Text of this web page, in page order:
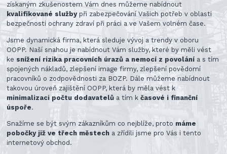
získaným zkušenostem Vám dnes můžeme nabídnout
kvalifikované službypři zabezpečování Vašich potřeb v oblasti
bezpečnosti ochrany zdraví při práci a ve Vašem volném čase.
Jsme dynamická firma, která sleduje vývoj a trendy v oboru
OOPP. Naší snahou je nabídnout Vám služby, které by měli vést
ke snížení rizika pracovních úrazů a nemocí z povolání a s tím
spojených nákladů, zlepšení image firmy, zlepšení povědomí
pracovníků o zodpovědnosti za BOZP. Dále můžeme nabídnout
takovou úroveň zajištění OOPP, která by měla vést k
minimalizaci počtu dodavatelů a tím kčasové i finanční
úspoře.
Snažíme se být svým zákazníkům co nejblíže, proto máme
pobočky již ve třech městech a zřídili jsme pro Vás i tento
internetový obchod.